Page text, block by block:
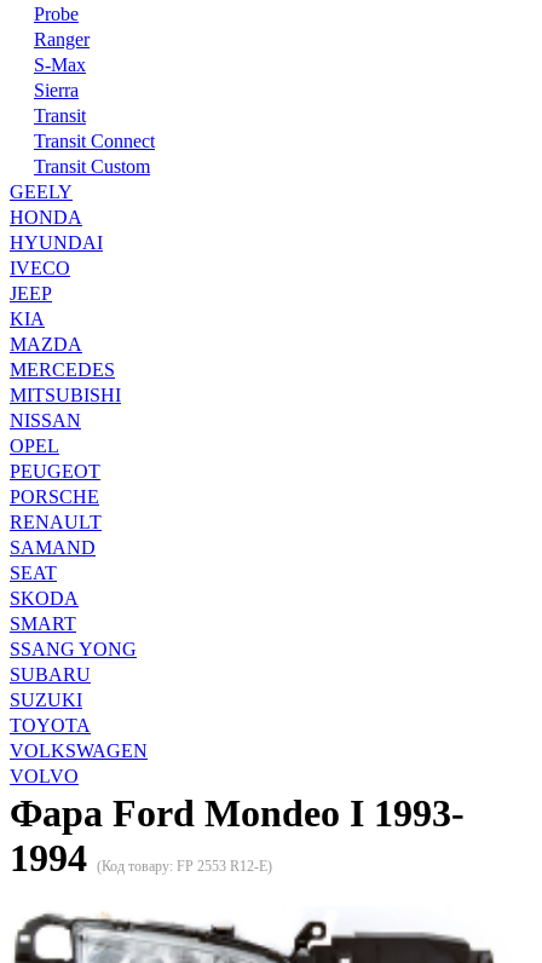
Probe
Ranger
S-Max
Sierra
Transit
Transit Connect
Transit Custom
GEELY
HONDA
HYUNDAI
IVECO
JEEP
KIA
MAZDA
MERCEDES
MITSUBISHI
NISSAN
OPEL
PEUGEOT
PORSCHE
RENAULT
SAMAND
SEAT
SKODA
SMART
SSANG YONG
SUBARU
SUZUKI
TOYOTA
VOLKSWAGEN
VOLVO
Фара Ford Mondeo I 1993-
1994 (Код товару: FP 2553 R12-E)